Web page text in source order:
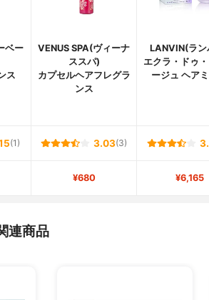
ベー
ス
VENUS SPA(ヴィーナ
ススパ)
カプセルヘアフレグラ
ンス
LANVIN(ラン
エクラ・ドゥ
ージュ ヘア
(1) 3.03(3)
¥680 ¥6,165
連商品